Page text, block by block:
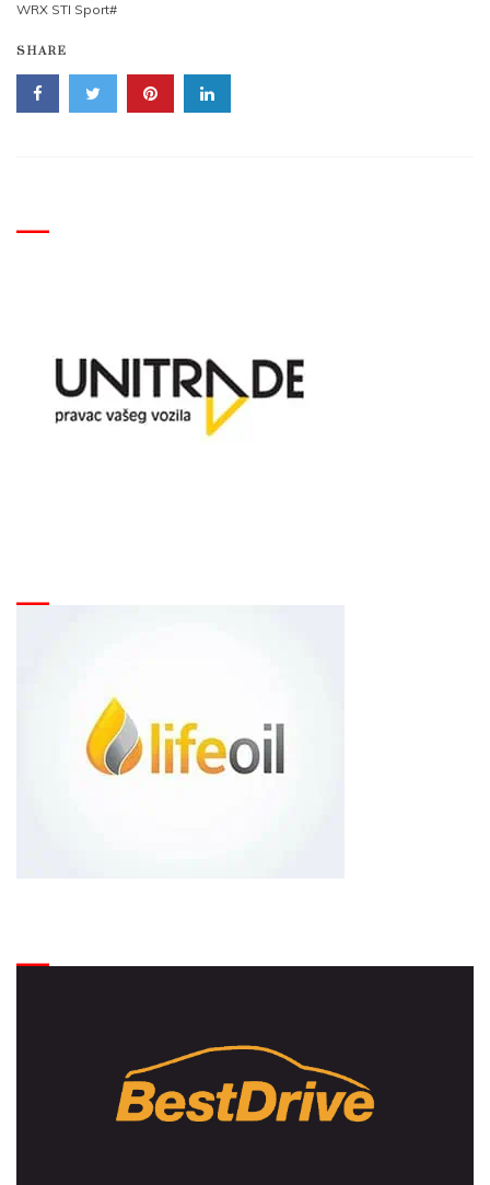
WRX STI Sport#
SHARE